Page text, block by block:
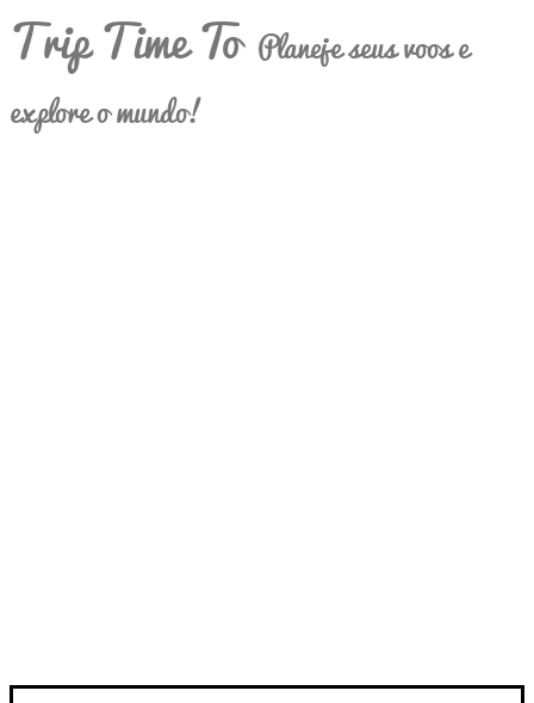
Trip Time To Planeje seus voos e
explore o mundo!